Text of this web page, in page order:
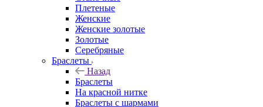
Плетеные
Женские
Женские золотые
Золотые
Серебряные
Браслеты
Назад
Браслеты
На красной нитке
Браслеты с шармами